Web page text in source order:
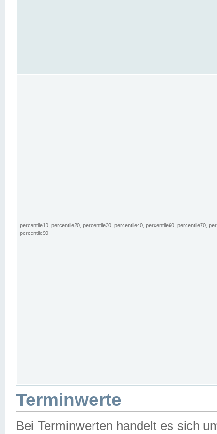
percentile10, percentile20, percentile30, percentile40, percentile60, percentile70,
percentile90
Terminwerte
Bei Terminwerten handelt es sich